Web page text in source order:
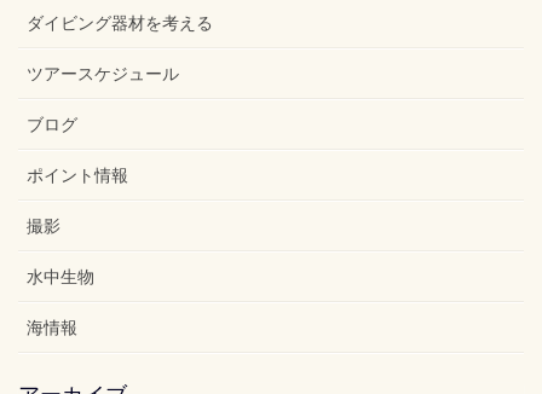
ダイビング器材を考える
ツアースケジュール
ブログ
ポイント情報
撮影
水中生物
海情報